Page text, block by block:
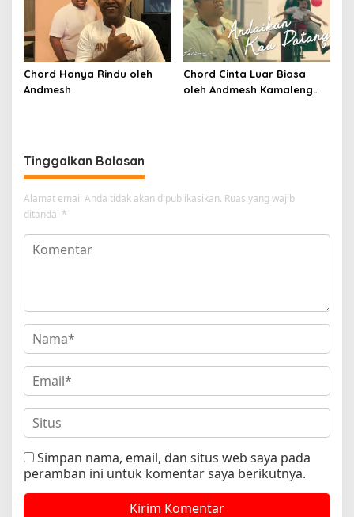
Chord Hanya Rindu oleh
Andmesh
Chord Cinta Luar Biasa
oleh Andmesh Kamaleng
Tinggalkan Balasan
Alamat email Anda tidak akan dipublikasikan. Ruas yang wajib
ditandai *
Simpan nama, email, dan situs web saya pada
peramban ini untuk komentar saya berikutnya.